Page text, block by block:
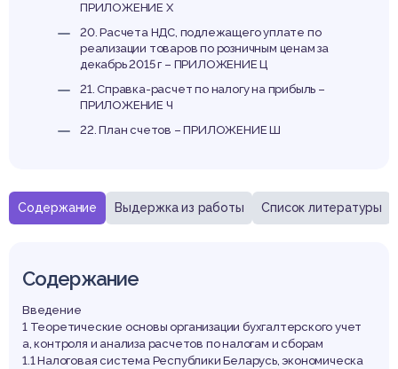
Содержание Выдержка из работы Список литературы
Содержание
Введение
1 Теоретические основы организации бухгалтерского учет
а, контроля и анализа расчетов по налогам и сборам
1.1 Налоговая система Республики Беларусь, экономическа
ПРИЛОЖЕНИЕ Х
20. Расчета НДС, подлежащего уплате по
реализации товаров по розничным ценам за
декабрь 2015 г – ПРИЛОЖЕНИЕ Ц
21. Справка-расчет по налогу на прибыль –
ПРИЛОЖЕНИЕ Ч
22. План счетов – ПРИЛОЖЕНИЕ Ш